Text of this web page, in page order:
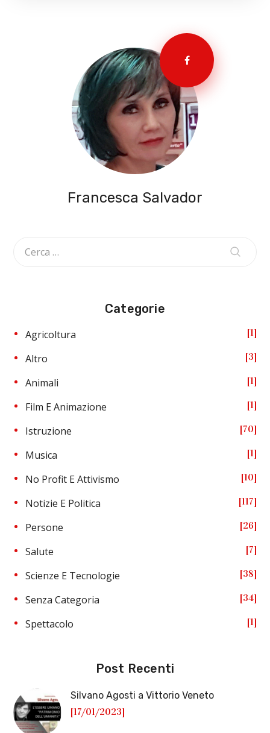
Francesca Salvador
Categorie
Agricoltura 1
Altro 3
Animali 1
Film E Animazione 1
Istruzione 70
Musica 1
No Profit E Attivismo 10
Notizie E Politica 117
Persone 26
Salute 7
Scienze E Tecnologie 38
Senza Categoria 34
Spettacolo 1
Post Recenti
Silvano Agosti a Vittorio Veneto
[17/01/2023]